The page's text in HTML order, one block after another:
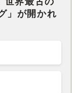
」が開かれ